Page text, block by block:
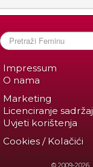
Impressum
O nama
Marketing
Licenciranje
Uvjeti korištenja
Cookies / Kolačići
© 2009-2026.